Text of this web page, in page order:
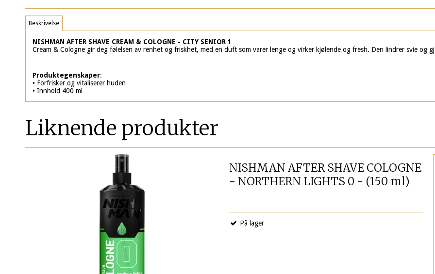
Beskrivelse
NISHMAN AFTER SHAVE CREAM & COLOGNE - CITY SENIOR 1
Cream & Cologne gir deg følelsen av renhet og friskhet, med en duft som varer lenge og virker kjølende og fresh. Den lindrer svie og
Produktegenskaper:
• Forfrisker og vitaliserer huden
• Innhold 400 ml
Liknende produkter
NISHMAN AFTER SHAVE COLOGNE
- NORTHERN LIGHTS 0 - (150 ml)
På lager